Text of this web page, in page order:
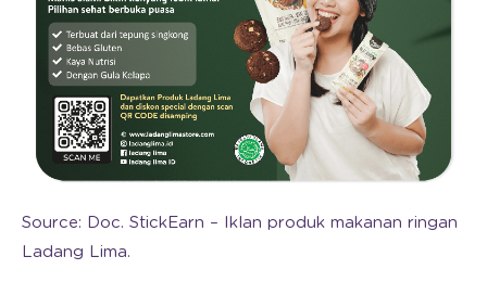
Source: Doc. StickEarn – Iklan produk makanan ringan
Ladang Lima.